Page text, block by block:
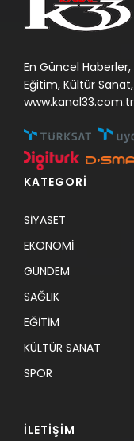
En Güncel
Eğitim, Kültür
www.kanal33.com.tr
KATEGORİ
SİYASET
EKONOMİ
GÜNDEM
SAĞLIK
EĞİTİM
KÜLTÜR SANAT
SPOR
İLETİŞİM